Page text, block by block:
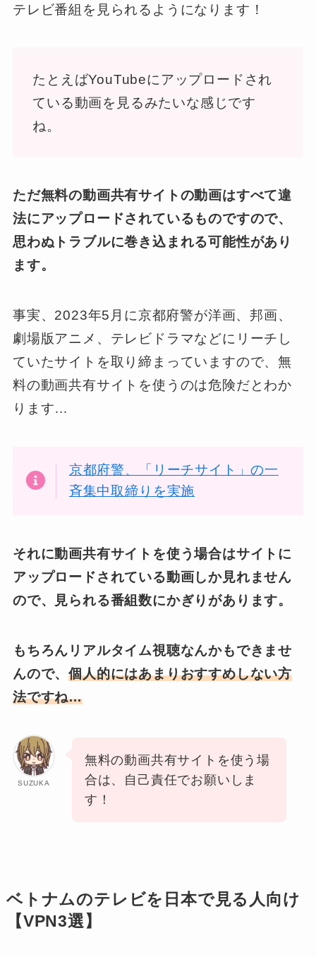
テレビ番組を見られるようになります！
たとえばYouTubeにアップロードされ
ている動画を見るみたいな感じです
ね。
ただ無料の動画共有サイトの動画はすべて違
法にアップロードされているものですので、
思わぬトラブルに巻き込まれる可能性があり
ます。
事実、2023年5月に京都府警が洋画、邦画、
劇場版アニメ、テレビドラマなどにリーチし
ていたサイトを取り締まっていますので、無
料の動画共有サイトを使うのは危険だとわか
ります…
京都府警、「リーチサイト」の一
斉集中取締りを実施
それに動画共有サイトを使う場合はサイトに
アップロードされている動画しか見れません
ので、見られる番組数にかぎりがあります。
もちろんリアルタイム視聴なんかもできませ
んので、個人的にはあまりおすすめしない方
法ですね…
SUZUKA
無料の動画共有サイトを使う場
合は、自己責任でお願いしま
す！
ベトナムのテレビを日本で見る人向け
【VPN3選】